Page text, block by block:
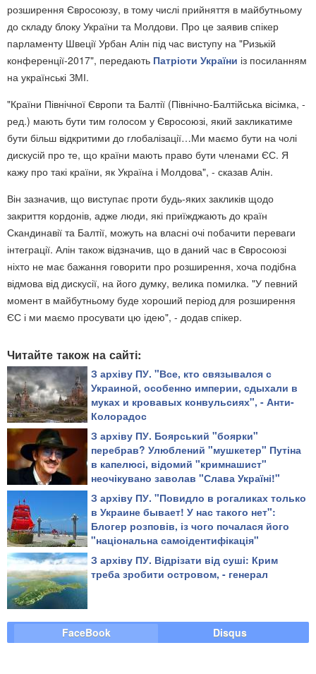
розширення Євросоюзу, в тому числі прийняття в майбутньому
до складу блоку України та Молдови. Про це заявив спікер
парламенту Швеції Урбан Алін під час виступу на "Ризькій
конференції-2017", передають Патріоти України із посиланням
на українські ЗМІ.
"Країни Північної Європи та Балтії (Північно-Балтійська вісімка, -
ред.) мають бути тим голосом у Євросоюзі, який закликатиме
бути більш відкритими до глобалізації…Ми маємо бути на чолі
дискусій про те, що країни мають право бути членами ЄС. Я
кажу про такі країни, як Україна і Молдова", - сказав Алін.
Він зазначив, що виступає проти будь-яких закликів щодо
закриття кордонів, адже люди, які приїжджають до країн
Скандинавії та Балтії, можуть на власні очі побачити переваги
інтеграції. Алін також відзначив, що в даний час в Євросоюзі
ніхто не має бажання говорити про розширення, хоча подібна
відмова від дискусії, на його думку, велика помилка. "У певний
момент в майбутньому буде хороший період для розширення
ЄС і ми маємо просувати цю ідею", - додав спікер.
Читайте також на сайті:
З архіву ПУ. "Все, кто связывался с
Украиной, особенно империи, сдыхали в
муках и кровавых конвульсиях", - Анти-
Колорадос
З архіву ПУ. Боярський "боярки"
перебрав? Улюблений "мушкетер" Путіна
в капелюсі, відомий "кримнашист"
неочікувано заволав "Слава Україні!"
З архіву ПУ. "Повидло в рогаликах только
в Украине бывает! У нас такого нет":
Блогер розповів, із чого почалася його
"національна самоідентифікація"
З архіву ПУ. Відрізати від суші: Крим
треба зробити островом, - генерал
FaceBook Disqus